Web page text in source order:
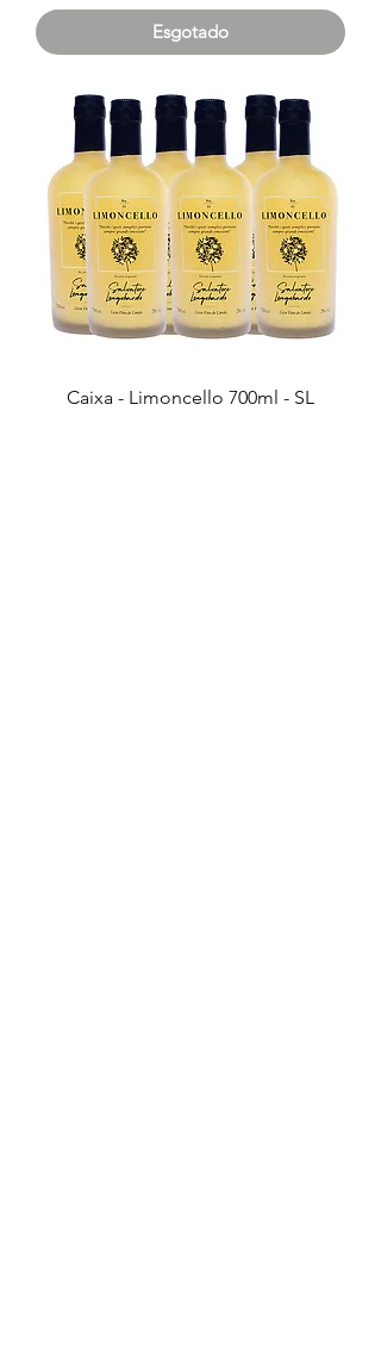
Esgotado
Caixa - Limoncello 700ml - SL